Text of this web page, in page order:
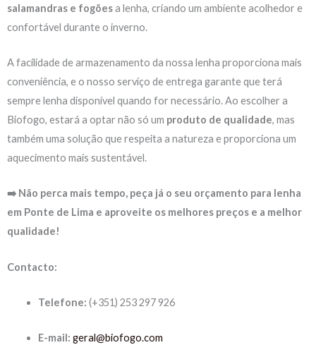
salamandras e fogõesa lenha, criando um ambiente acolhedor e
confortável durante o inverno.
A facilidade de armazenamento da nossa lenha proporciona mais
conveniência, e o nosso serviço de entrega garante que terá
sempre lenha disponível quando for necessário. Ao escolher a
Biofogo, estará a optar não só um produto de qualidade, mas
também uma solução que respeita a natureza e proporciona um
aquecimento mais sustentável.
➡️ Não perca mais tempo, peça já o seu orçamento para lenha
em Ponte de Lima e aproveite os melhores preços e a melhor
qualidade!
Contacto:
Telefone: (+351) 253 297 926
E-mail: geral@biofogo.com